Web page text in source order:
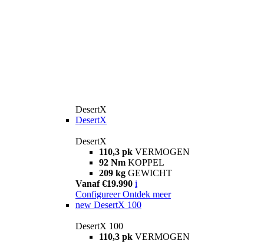
DesertX
DesertX
DesertX
110,3 pk VERMOGEN
92 Nm KOPPEL
209 kg GEWICHT
Vanaf €19.990 i
Configureer Ontdek meer
new DesertX 100
DesertX 100
110,3 pk VERMOGEN